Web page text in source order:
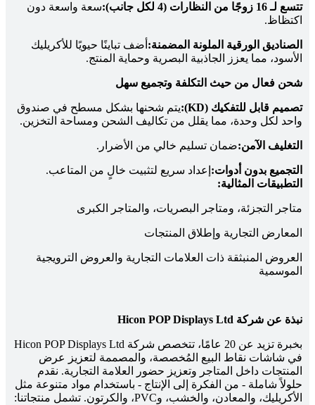
تتسع لـ 16 زوجًا من النظارات (4 لكل جانب):
سعة واسعة دون
اكتظاظ.
الصناديق الورقية الملونة المضمنة: أضف تباينًا حيويًا للأكريليك
الأسود، مما يعزز الجاذبية البصرية وحماية المنتج.
شحن فعال من حيث التكلفة وتجميع سهل
تصميم قابل للتفكيك (KD):
يتم شحنها بشكل مسطح في صندوق
واحد لكل وحدة، مما يقلل من تكاليف الشحن ومساحة التخزين.
التغليف الآمن:ضمان تسليم خالي من الأضرار.
التجميع بدون أدوات: إعداد سريع لتثبيت خالٍ من المتاعب.
التطبيقات المثالية:
متاجر التجزئة، ومتاجر البصريات، والمتاجر الكبرى
المعارض التجارية وإطلاق المنتجات
العروض المنبثقة ذات العلامات التجارية والعروض الترويجية
الموسمية
نبذة عن شركة Hicon POP Displays Ltd
بخبرة تزيد عن 20 عامًا، تتخصص شركة Hicon POP Displays Ltd
في شاشات نقاط البيع المُخصصة، والمصممة لتعزيز عرض
المنتجات داخل المتاجر وتعزيز حضور العلامة التجارية. نقدم
حلولاً شاملة - من الفكرة إلى الإنتاج - باستخدام مواد متنوعة مثل
الأكريليك، والمعادن، والخشب، وPVC، والكرتون. تشمل منتجاتنا: